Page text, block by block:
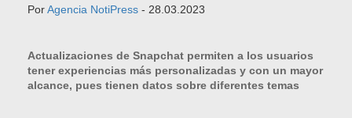
PorAgencia NotiPress - 28.03.2023
Actualizaciones de Snapchat permiten a los usuarios
tener experiencias más personalizadas y con un mayor
alcance, pues tienen datos sobre diferentes temas